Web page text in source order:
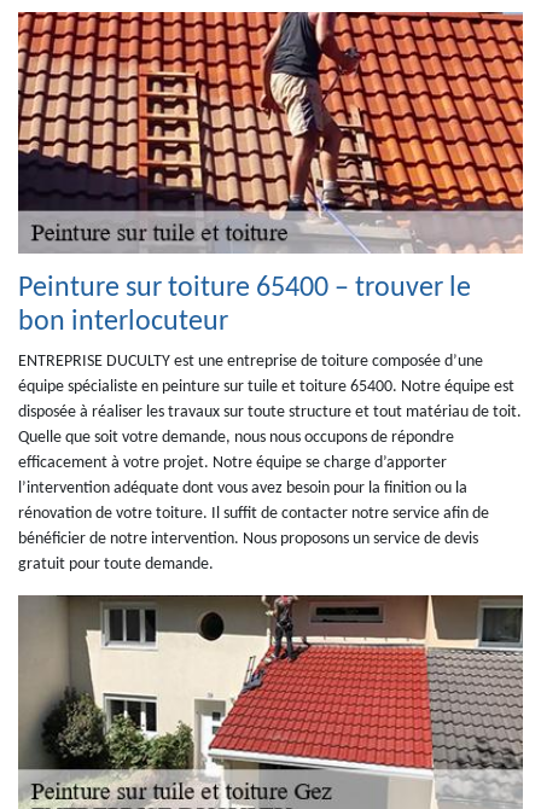
Peinture sur toiture 65400 – trouver le
bon interlocuteur
ENTREPRISE DUCULTY est une entreprise de toiture composée d’une
équipe spécialiste en peinture sur tuile et toiture 65400. Notre équipe est
disposée à réaliser les travaux sur toute structure et tout matériau de toit.
Quelle que soit votre demande, nous nous occupons de répondre
efficacement à votre projet. Notre équipe se charge d’apporter
l’intervention adéquate dont vous avez besoin pour la finition ou la
rénovation de votre toiture. Il suffit de contacter notre service afin de
bénéficier de notre intervention. Nous proposons un service de devis
gratuit pour toute demande.